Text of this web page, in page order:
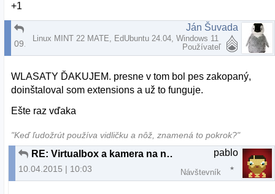
+1
09.04.2015 | 13:51
Ján Šuvada
Linux MINT 22 MATE, EdUbuntu 24.04, Windows 11
Používateľ
WLASATY ĎAKUJEM. presne v tom bol pes zakopaný,
doinštaloval som extensions a už to funguje.
Ešte raz vďaka
"Keď ľudožrút používa vidličku a nôž, znamená to pokrok?"
RE: Virtualbox a kamera na notebooku
10.04.2015 | 10:03
pablo
Návštevník